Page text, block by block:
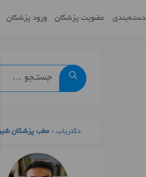
دسته‌بندی عضویت پزشکان ورود پزشکان
دکتریاب مطب پزشکان